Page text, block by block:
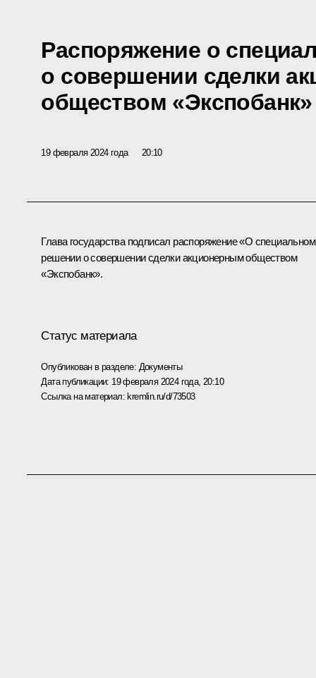
Распоряжение о
о совершении сделки
обществом «Экспобанк»
19 февраля 2024 года 20:10
Глава государства подписал распоряжение «О специальном
решении о совершении сделки акционерным обществом
«Экспобанк».
Статус материала
Опубликован в разделе: Документы
Дата публикации: 19 февраля 2024 года, 20:10
Ссылка на материал:kremlin.ru/d/73503